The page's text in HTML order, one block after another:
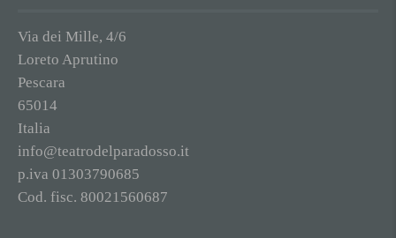
Via dei Mille, 4/6
Loreto Aprutino
Pescara
65014
Italia
info@teatrodelparadosso.it
p.iva 01303790685
Cod. fisc. 80021560687